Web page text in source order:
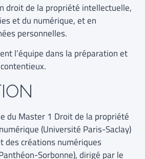
droit de la propriété intellectuelle,
et du numérique, et en
personnelles.
l’équipe dans la préparation et
du Master 1 Droit de la propriété
(Université Paris-Saclay)
des créations numériques
Sorbonne), dirigé par le